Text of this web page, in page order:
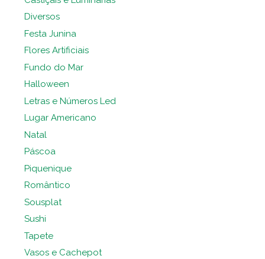
Diversos
Festa Junina
Flores Artificiais
Fundo do Mar
Halloween
Letras e Números Led
Lugar Americano
Natal
Páscoa
Piquenique
Romântico
Sousplat
Sushi
Tapete
Vasos e Cachepot